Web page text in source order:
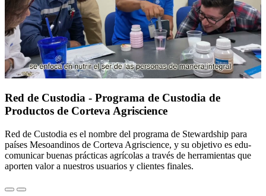
Red de Custodia - Programa de Custodia de
Productos de Corteva Agriscience
Red de Custodia es el nombre del programa de Stewardship para
países Mesoandinos de Corteva Agriscience, y su objetivo es edu-
comunicar buenas prácticas agrícolas a través de herramientas que
aporten valor a nuestros usuarios y clientes finales.